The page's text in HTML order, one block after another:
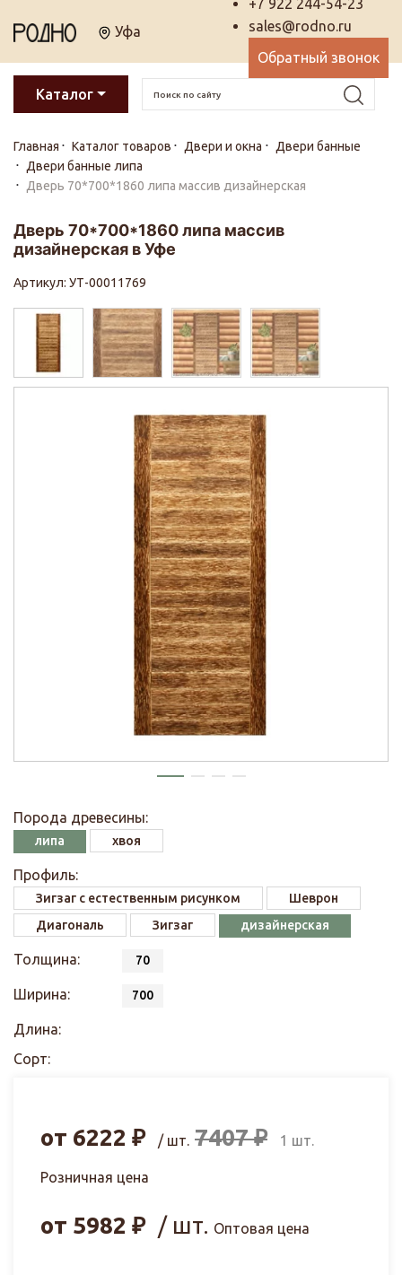
Уфа
+7 922 244-54-23
sales@rodno.ru
Обратный звонок
Каталог
Главная Каталог товаров Двери и окна
Двери банные
Двери банные липа
Дверь 70*700*1860 липа массив дизайнерская
Дверь 70*700*1860 липа массив
дизайнерская в Уфе
Артикул: УТ-00011769
Порода древесины:
липа хвоя
Профиль:
Зигзаг с естественным рисунком
Шеврон
Диагональ
Зигзаг дизайнерская
Толщина: 70
Ширина: 700
Длина:
Сорт:
от 6222 ₽ / шт. 7407₽ 1 шт.
Розничная цена
от 5982 ₽ / шт. Оптовая цена